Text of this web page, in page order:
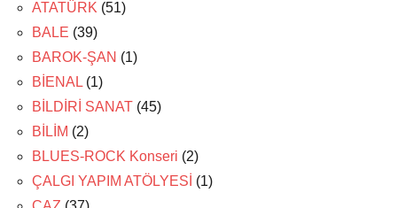
ATATÜRK (51)
BALE (39)
BAROK-ŞAN (1)
BİENAL (1)
BİLDİRİ SANAT (45)
BİLİM (2)
BLUES-ROCK Konseri (2)
ÇALGI YAPIM ATÖLYESİ (1)